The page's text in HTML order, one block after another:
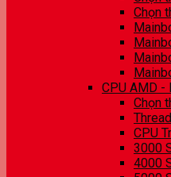
Chọn
CPU AMD -
Chọn
CPU
3000
4000